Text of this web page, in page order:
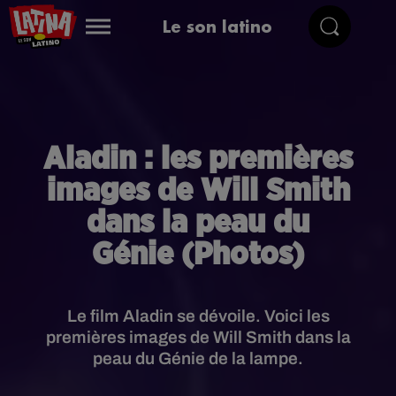
Le son latino
Aladin : les premières
images de Will Smith
dans la peau du
Génie (Photos)
Le film Aladin se dévoile. Voici les
premières images de Will Smith dans la
peau du Génie de la lampe.